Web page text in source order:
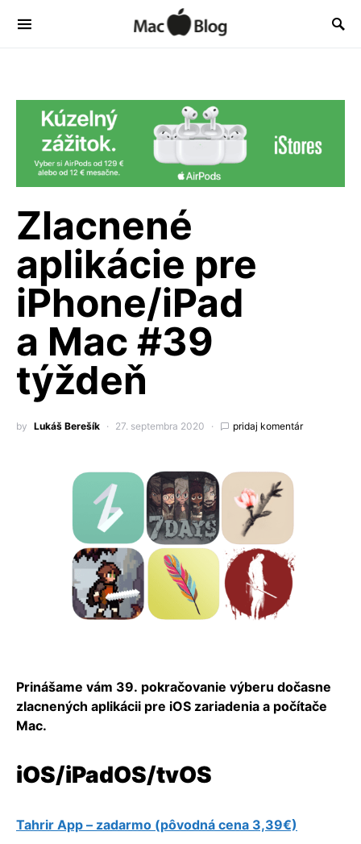
Zlacnené
aplikácie pre
iPhone/iPad
a Mac #39
týždeň
by Lukáš Berešík 27. septembra 2020 pridaj komentár
Prinášame vám 39. pokračovanie výberu dočasne
zlacnených aplikácii pre iOS zariadenia a počítače
Mac.
iOS/iPadOS/tvOS
Tahrir App – zadarmo (pôvodná cena 3,39€)